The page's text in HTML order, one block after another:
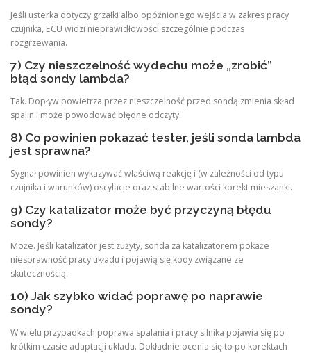
Jeśli usterka dotyczy grzałki albo opóźnionego wejścia w zakres pracy
czujnika, ECU widzi nieprawidłowości szczególnie podczas
rozgrzewania.
7) Czy nieszczelność wydechu może „zrobić”
błąd sondy lambda?
Tak. Dopływ powietrza przez nieszczelność przed sondą zmienia skład
spalin i może powodować błędne odczyty.
8) Co powinien pokazać tester, jeśli sonda lambda
jest sprawna?
Sygnał powinien wykazywać właściwą reakcję i (w zależności od typu
czujnika i warunków) oscylacje oraz stabilne wartości korekt mieszanki.
9) Czy katalizator może być przyczyną błędu
sondy?
Może. Jeśli katalizator jest zużyty, sonda za katalizatorem pokaże
niesprawność pracy układu i pojawią się kody związane ze
skutecznością.
10) Jak szybko widać poprawę po naprawie
sondy?
W wielu przypadkach poprawa spalania i pracy silnika pojawia się po
krótkim czasie adaptacji układu. Dokładnie ocenia się to po korektach